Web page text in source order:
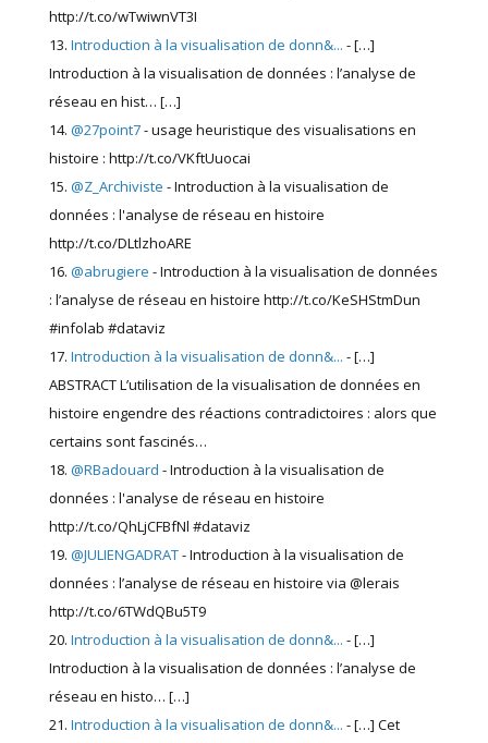
http://t.co/wTwiwnVT3I
Introduction à la visualisation de donn&... - […]
Introduction à la visualisation de données : l’analyse de
réseau en hist… […]
@27point7- usage heuristique des visualisations en
histoire : http://t.co/VKftUuocai
@Z_Archiviste - Introduction à la visualisation de
données : l'analyse de réseau en histoire
http://t.co/DLtlzhoARE
@abrugiere - Introduction à la visualisation de données
: l’analyse de réseau en histoire http://t.co/KeSHStmDun
#infolab #dataviz
Introduction à la visualisation de donn&... - […]
ABSTRACT L’utilisation de la visualisation de données en
histoire engendre des réactions contradictoires : alors que
certains sont fascinés…
@RBadouard - Introduction à la visualisation de
données : l'analyse de réseau en histoire
http://t.co/QhLjCFBfNl #dataviz
@JULIENGADRAT- Introduction à la visualisation de
données : l’analyse de réseau en histoire via @lerais
http://t.co/6TWdQBu5T9
Introduction à la visualisation de donn&... - […]
Introduction à la visualisation de données : l’analyse de
réseau en histo… […]
Introduction à la visualisation de donn&... - […] Cet